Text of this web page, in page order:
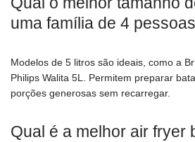
uma família de 4
Modelos de 5 litros são ideais, como a
Philips Walita 5L. Permitem preparar
porções generosas sem recarregar.
Qual é a melhor air fryer